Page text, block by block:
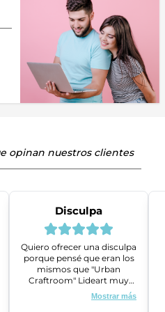
opinan nuestros clientes
Disculpa
Quiero ofrecer una disculpa
porque pensé que eran los
mismos que "Urban
Craftroom" Lideart muy
amables me ayudaron a
gestionar un problema que
Mostrar más